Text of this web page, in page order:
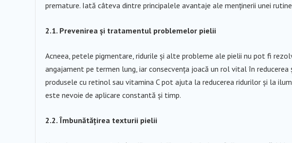
premature. Iată câteva dintre principalele avantaje ale menținerii unei
2.1. Prevenirea și tratamentul problemelor pielii
Acneea, petele pigmentare, ridurile și alte probleme ale pielii nu pot fi
angajament pe termen lung, iar consecvența joacă un rol vital în reducerea
produsele cu retinol sau vitamina C pot ajuta la reducerea ridurilor și la
este nevoie de aplicare constantă și timp.
2.2. Îmbunătățirea texturii pielii